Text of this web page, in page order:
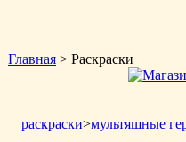
Главная > Раскраски
раскраски>мультяшные